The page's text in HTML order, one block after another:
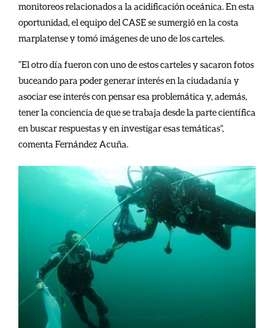
monitoreos relacionados a la acidificación oceánica.En esta
oportunidad, el equipo del CASE se sumergió en la costa
marplatense y tomó imágenes de uno de los carteles.
“El otro día fueron con uno de estos carteles y sacaron fotos
buceando para poder generar interés en la ciudadanía y
asociar ese interés con pensar esa problemática y, además,
tener la conciencia de que se trabaja desde la parte científica
en buscar respuestas y en investigar esas temáticas”,
comenta Fernández Acuña.